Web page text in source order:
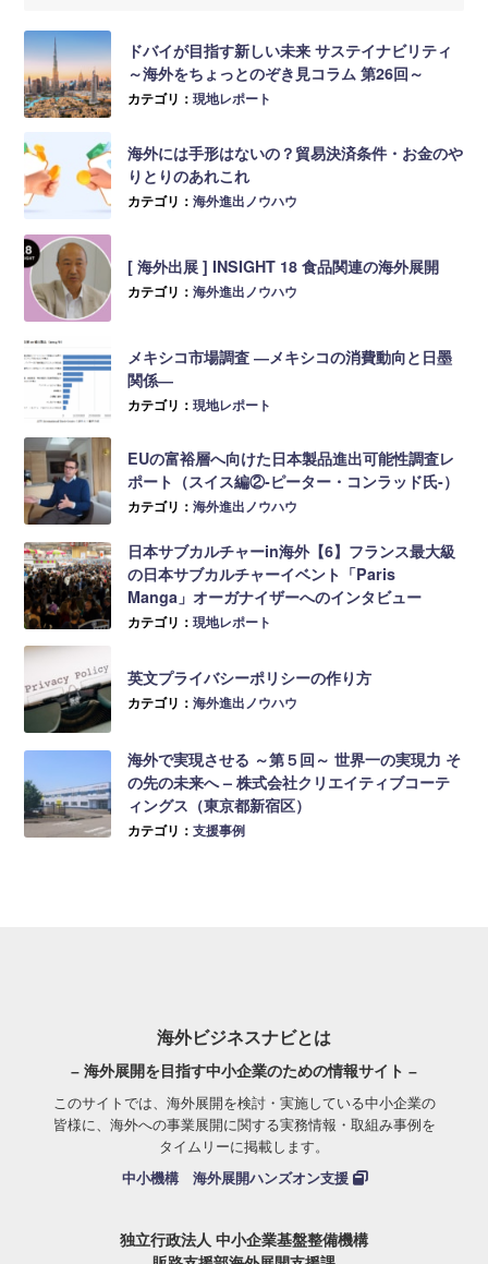
ドバイが目指す新しい未来 サステイナビリティ
～海外をちょっとのぞき見コラム 第26回～
カテゴリ：現地レポート
海外には手形はないの？貿易決済条件・お金のや
りとりのあれこれ
カテゴリ：海外進出ノウハウ
[ 海外出展 ] INSIGHT 18 食品関連の海外展開
カテゴリ：海外進出ノウハウ
メキシコ市場調査 ―メキシコの消費動向と日墨
関係―
カテゴリ：現地レポート
EUの富裕層へ向けた日本製品進出可能性調査レ
ポート（スイス編②-ピーター・コンラッド氏-）
カテゴリ：海外進出ノウハウ
日本サブカルチャーin海外【6】フランス最大級
の日本サブカルチャーイベント「Paris
Manga」オーガナイザーへのインタビュー
カテゴリ：現地レポート
英文プライバシーポリシーの作り方
カテゴリ：海外進出ノウハウ
海外で実現させる ～第５回～ 世界一の実現力 そ
の先の未来へ – 株式会社クリエイティブコーテ
ィングス（東京都新宿区）
カテゴリ：支援事例
海外ビジネスナビとは
– 海外展開を目指す中小企業のための情報サイト –
このサイトでは、海外展開を検討・実施している中小企業の
皆様に、海外への事業展開に関する実務情報・取組み事例を
タイムリーに掲載します。
中小機構 海外展開ハンズオン支援
独立行政法人 中小企業基盤整備機構